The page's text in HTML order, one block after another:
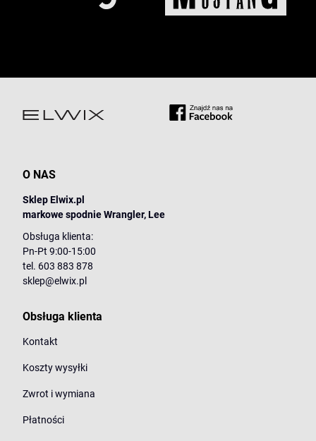
O NAS
Sklep Elwix.pl
markowe spodnie Wrangler, Lee
Obsługa klienta:
Pn-Pt 9:00-15:00
tel. 603 883 878
sklep@elwix.pl
Obsługa klienta
Kontakt
Koszty wysyłki
Zwrot i wymiana
Płatności